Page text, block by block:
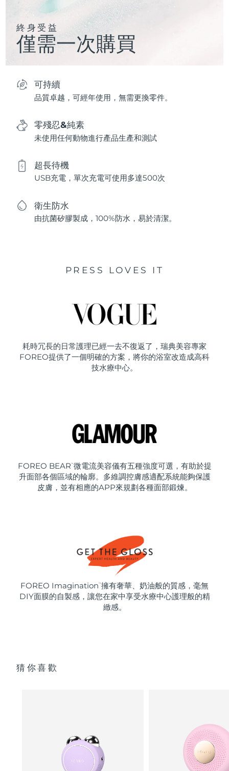
終身受益
僅需一次購買
可持續
品質卓越，可經年使用，無需更換零件。
零殘忍&純素
未使用任何動物進行產品生產和測試
超長待機
USB充電，單次充電可使用多達500次
衛生防水
由抗菌矽膠製成，100%防水，易於清潔。
PRESS LOVES IT
耗時冗長的日常護理已經一去不復返了，瑞典美容專家
FOREO提供了一個明確的方案，將你的浴室改造成高科
技水療中心。
FOREO BEAR ™ 微電流美容儀有五種強度可選，有助於提
升面部各個區域的輪廓。多維調控膚感適配系統能夠保護
皮膚，並有相應的APP來規劃各種面部鍛煉。
FOREO Imagination ™ 擁有奢華、奶油般的質感，毫無
DIY面膜的自製感，讓您在家中享受水療中心護理般的精
緻感。
猜你喜歡